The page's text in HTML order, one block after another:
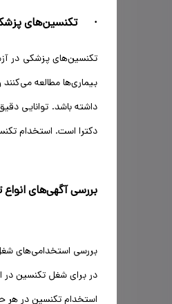
· تکنسین‌های
تکنسین‌های پزشکی در
بیماری‌ها مطالعه
داشته باشد. توانایی
دکترا است. استخدام
بررسی آگهی‌های
بررسی استخدامی‌های
در برای شغل تکنسین در
استخدام تکنسین در هر